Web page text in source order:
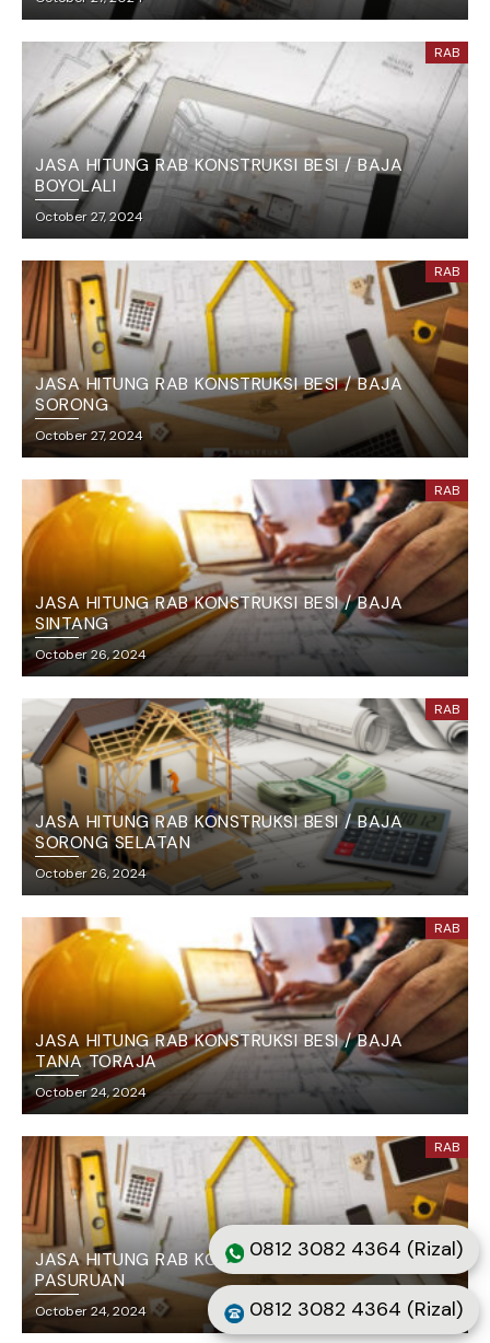
RAB
JASA HITUNG RAB KONSTRUKSI BESI / BAJA
BOYOLALI
October 27, 2024
RAB
JASA HITUNG RAB KONSTRUKSI BESI / BAJA
SORONG
October 27, 2024
RAB
JASA HITUNG RAB KONSTRUKSI BESI / BAJA
SINTANG
October 26, 2024
RAB
JASA HITUNG RAB KONSTRUKSI BESI / BAJA
SORONG SELATAN
October 26, 2024
RAB
JASA HITUNG RAB KONSTRUKSI BESI / BAJA
TANA TORAJA
October 24, 2024
RAB
JASA HITUNG RAB KONSTRUKSI BESI / BAJA
PASURUAN
October 24, 2024
0812 3082 4364 (Rizal)
0812 3082 4364 (Rizal)